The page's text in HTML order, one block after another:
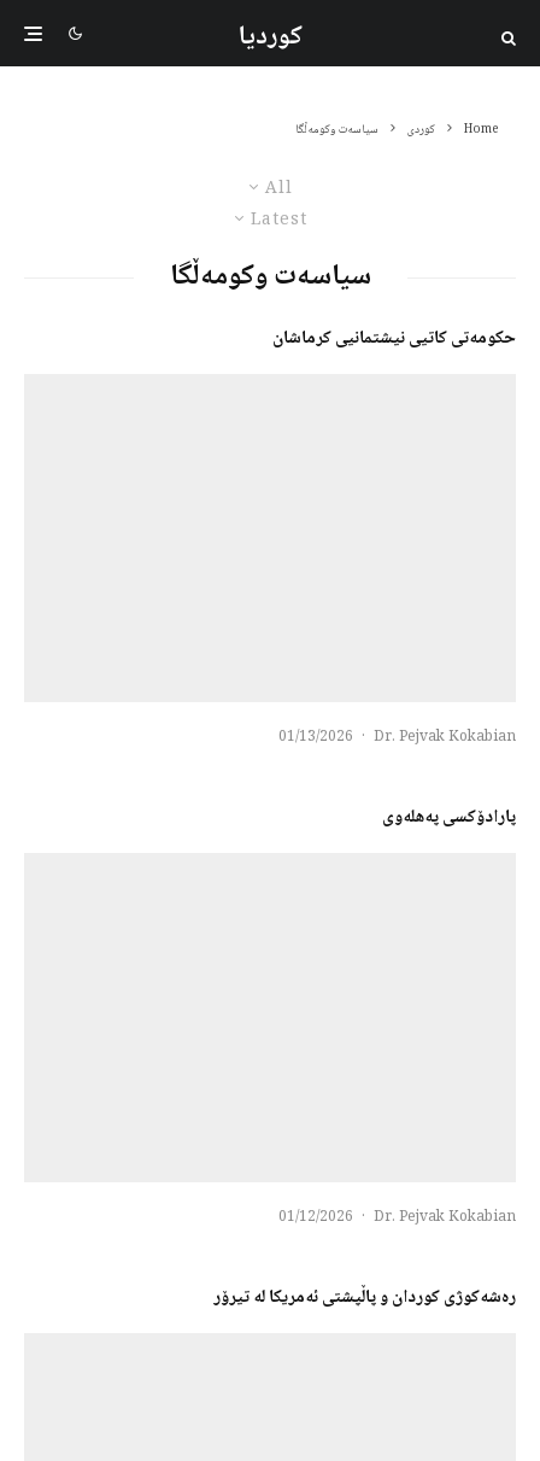
کوردیا
Home کوردی سیاسەت وکومەڵگا
All
Latest
سیاسەت وکومەڵگا
حکومەتی کاتیی نیشتمانیی کرماشان
Dr. Pejvak Kokabian
·
01/13/2026
پارادۆکسی پەهلەوی
Dr. Pejvak Kokabian
·
01/12/2026
رەشەكوژی كوردان و پاڵپشتی ئەمریكا لە تیرۆر